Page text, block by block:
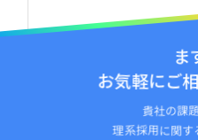
ま
お気軽にご
貴社の課
理系採⽤に関す